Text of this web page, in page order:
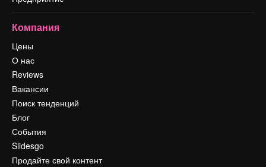
Компания
Цены
О нас
Reviews
Вакансии
Поиск тенденций
Блог
События
Slidesgo
Продайте свой контент